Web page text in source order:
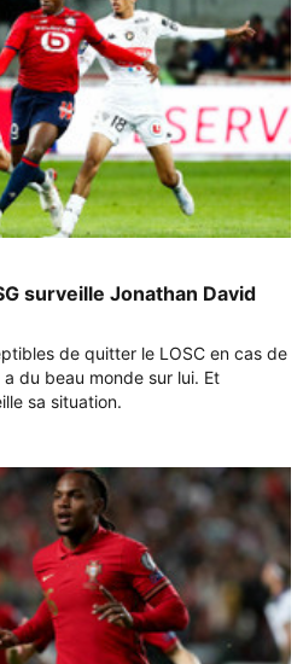
surveille Jonathan David
de quitter le LOSC en cas de
du beau monde sur lui. Et
sa situation.